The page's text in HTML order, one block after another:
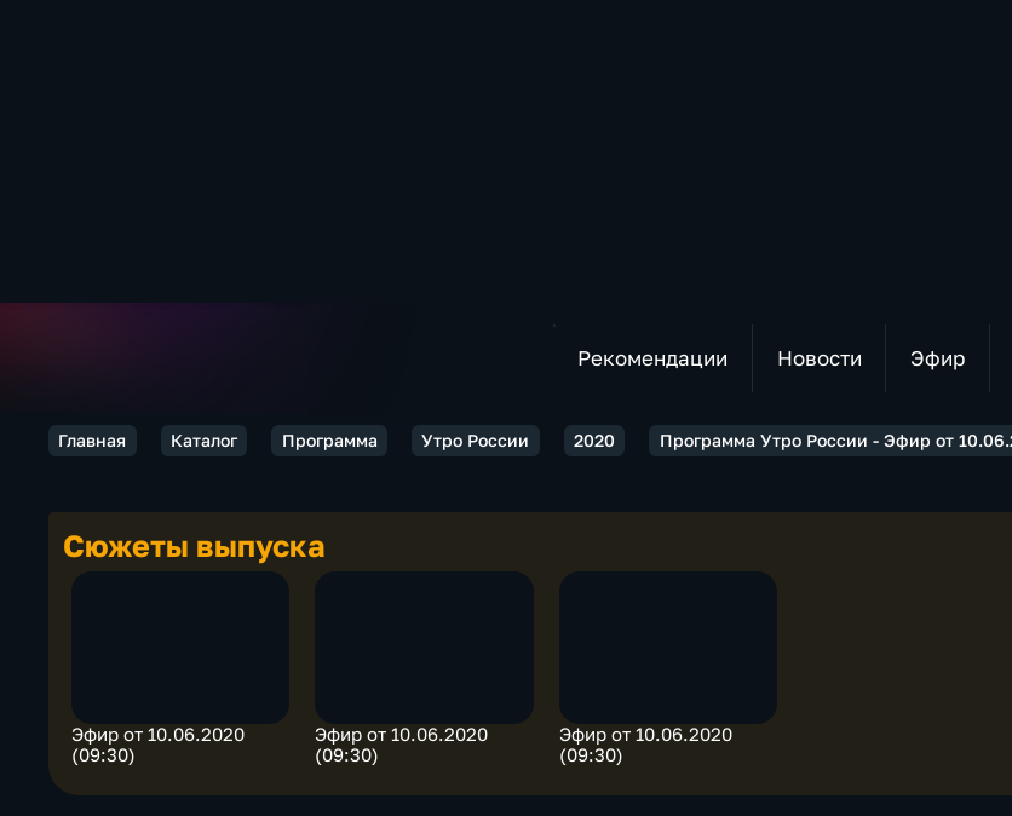
Рекомендации Новости Эфир
Главная Каталог Программа Утро России 2020 Программа Утро России - Эфир от
Сюжеты выпуска
Эфир от 10.06.2020
(09:30)
Эфир от 10.06.2020
(09:30)
Эфир от 10.06.2020
(09:30)